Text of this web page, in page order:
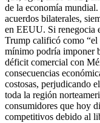
de la economía
acuerdos bilaterales,
en EEUU. Si
Trump calificó como “el
mínimo podría imponer
déficit comercial con
consecuencias
costosas, perjudicando
toda la región
consumidores que hoy
competitivos debido al